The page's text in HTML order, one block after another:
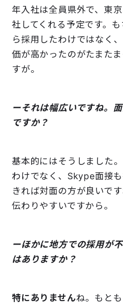
年入社は全員県外で、東
社してくれる予定です。
ら採用したわけではなく
価が高かったのがたまた
すが。
ーそれは幅広いですね。
ですか？
基本的にはそうしました
わけでなく、Skype面接
きれば対面の方が良いで
伝わりやすいですから。
ーほかに地方での採用が
はありますか？
特にありませんね。もと